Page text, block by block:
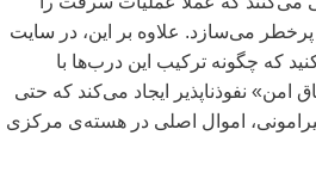
می‌سازد. علاوه بر این، در سایت
که چگونه ترکیب این درب‌ها با
امن» نفوذناپذیر ایجاد می‌کند که حتی
اموال اصلی در هسته‌ی مرکزی